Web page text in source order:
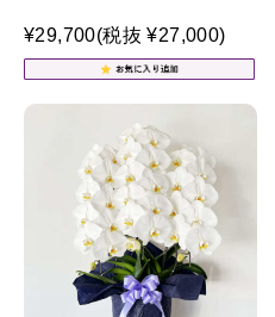
¥29,700(税抜 ¥27,000)